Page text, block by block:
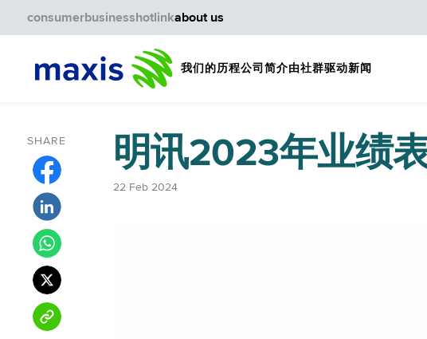
我们的历程公司简介由社群驱动新闻
consumerbusinesshotlinkabout us
SHARE 明讯2023年业绩
22 Feb 2024